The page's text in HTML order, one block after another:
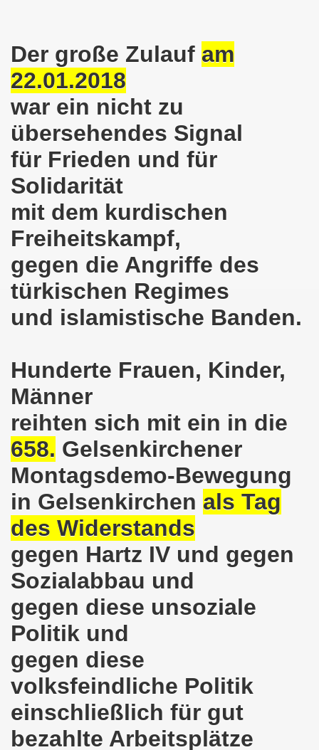
Der große Zulauf am
22.01.2018
war ein nicht zu
übersehendes Signal
für Frieden und für
Solidarität
mit dem kurdischen
Freiheitskampf,
gegen die Angriffe des
türkischen Regimes
und islamistische Banden.
Hunderte Frauen, Kinder,
Männer
reihten sich mit ein in die
658. Gelsenkirchener
Montagsdemo-Bewegung
in Gelsenkirchen als Tag
des Widerstands
gegen Hartz IV und gegen
Sozialabbau und
gegen diese unsoziale
Politik und
gegen diese
volksfeindliche Politik
einschließlich für gut
bezahlte Arbeitsplätze
Bewegung am 09.10.2023 um 17.30 Uhr auf dem
und von Martina Reichmann: Gelungenes Fest
Bewegung - feier am 11.09.2023 um 17.30 Uhr auf
Bewegung als Korrespondenz veröffentlicht von
solidarisiert sich am 10.07.2023 mit Jan
am 10.07.2023 auf dem Heinrich-König-
Bewegung Gelsenkirchen sagt am 12.06.2023 „Nein“
am 12.06.2023 um 17.30 Uhr auf dem
der Befreiung vom Hitler-Faschismus - aktiver
dem Heinrich-König-Platz als Kundgebungsplatz
solidarisch mit den Betroffenen am
am 13.02.2023: Aktiver Widerstand gegen
am 23.01.2023: Nebenkostenexplosion
im neuen Jahr 2023 am 23.01.2023 mit
Bewegung am 21.11.2022: Sofortiger Stopp des
Montagsdemo-Bewegung am 14.11.2022 auf dem
Protest gegen die Preissteigerungen und für
am 10.10.2022: "Jin - Jiyan - Azadi -
Herbstdemonstration gegen die Politik der
ruft auf am 10.10.2022 zur Solidarität mit den
erst recht am 01.10.2022 nach Berlin zur
lädt am 12.09.2022 ein: Entlastungs-Paket
wir den III. Weltkrieg! Kommt zum Antikriegstag